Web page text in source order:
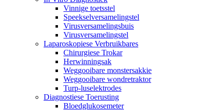
Vinnige toetsstel
Speekselversamelingstel
Virusversamelingsbuis
Virusversamelingstel
Laparoskopiese Verbruikbares
Chirurgiese Trokar
Herwinningsak
Weggooibare monstersakkie
Weggooibare wondretraktor
Turp-luselektrodes
Diagnostiese Toerusting
Bloedglukosemeter